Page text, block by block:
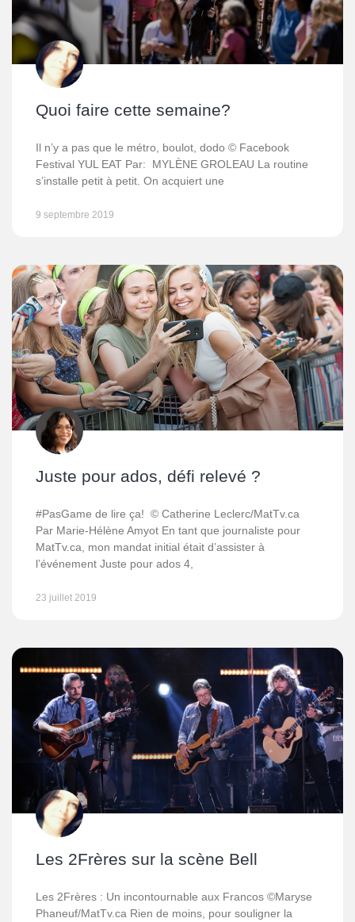
Quoi faire cette semaine?
Il n’y a pas que le métro, boulot, dodo © Facebook
Festival YUL EAT Par: MYLÈNE GROLEAU La routine
s’installe petit à petit. On acquiert une
9 septembre 2019
Juste pour ados, défi relevé ?
#PasGame de lire ça! © Catherine Leclerc/MatTv.ca
Par Marie-Hélène Amyot En tant que journaliste pour
MatTv.ca, mon mandat initial était d’assister à
l’événement Juste pour ados 4,
23 juillet 2019
Les 2Frères sur la scène Bell
Les 2Frères : Un incontournable aux Francos ©Maryse
Phaneuf/MatTv.ca Rien de moins, pour souligner la